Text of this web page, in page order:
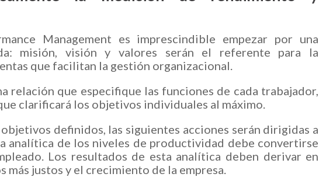
Management es imprescindible empezar por una
misión, visión y valores serán el referente para la
que facilitan la gestión organizacional.
relación que especifique las funciones de cada trabajador,
clarificará los objetivos individuales al máximo.
definidos, las siguientes acciones serán dirigidas a
analítica de los niveles de productividad debe convertirse
Los resultados de esta analítica deben derivar en
más justos y el crecimiento de la empresa.